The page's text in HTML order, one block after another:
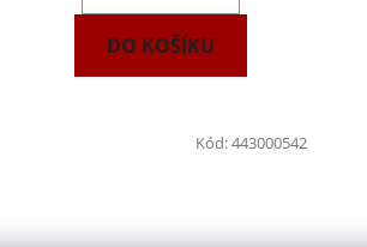
DO KOŠÍKU
Kód:443000542